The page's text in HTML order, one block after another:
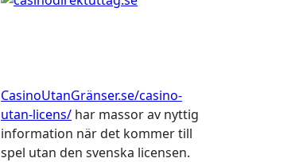
CasinoUtanGränser.se/casino-
utan-licens/ har massor av nyttig
information när det kommer till
spel utan den svenska licensen.